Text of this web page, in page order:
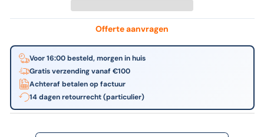
Offerte aanvragen
Voor 16:00 besteld, morgen in huis
Gratis verzending vanaf €100
Achteraf betalen op factuur
14 dagen retourrecht (particulier)